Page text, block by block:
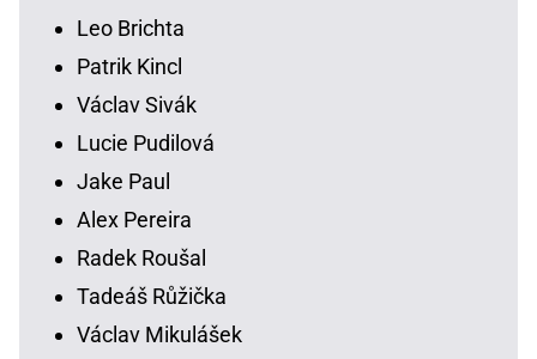
Leo Brichta
Patrik Kincl
Václav Sivák
Lucie Pudilová
Jake Paul
Alex Pereira
Radek Roušal
Tadeáš Růžička
Václav Mikulášek